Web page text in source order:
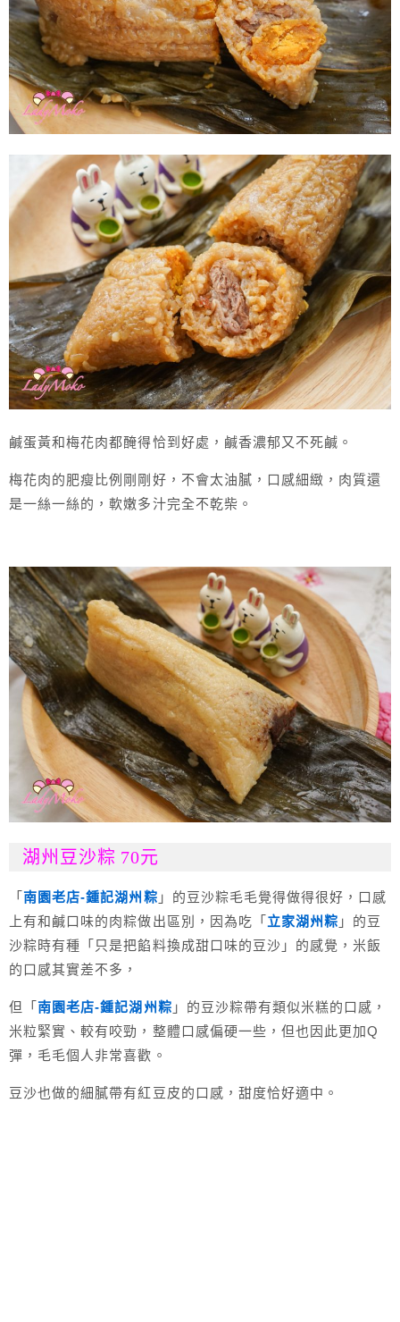
鹹蛋黃和梅花肉都醃得恰到好處，鹹香濃郁又不死鹹。
梅花肉的肥瘦比例剛剛好，不會太油膩，口感細緻，肉質還
是一絲一絲的，軟嫩多汁完全不乾柴。
湖州豆沙粽 70元
「南園老店-鍾記湖州粽 」的豆沙粽毛毛覺得做得很好，口感
上有和鹹口味的肉粽做出區別，因為吃「 立家湖州粽 」的豆
沙粽時有種「只是把餡料換成甜口味的豆沙」的感覺，米飯
的口感其實差不多，
但「南園老店-鍾記湖州粽 」的豆沙粽帶有類似米糕的口感，
米粒緊實、較有咬勁，整體口感偏硬一些，但也因此更加Q
彈，毛毛個人非常喜歡。
豆沙也做的細膩帶有紅豆皮的口感，甜度恰好適中。